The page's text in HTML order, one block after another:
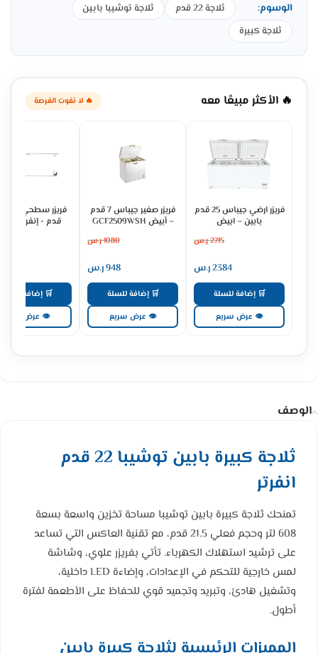
الوسوم: ثلاجة 22 قدم
ثلاجة توشيبا بابين
ثلاجة كبيرة
🔥 الأكثر مبيعًا معه 🔥 لا تفوت الفرصة
فريزر ارضي جيباس 25 قدم
بابين – ابيض
GCF7816WAH
2715ر.س
2384ر.س
🛒 إضافة للسلة
👁 عرض سريع
فريزر صغير جيباس 7 قدم
– أبيض GCF2509WSH
1080ر.س
948ر.س
🛒 إضافة للسلة
👁 عرض سريع
قدم - إنفرتر –
UCFK702INV
🛒 إضافة للسلة
👁 عرض سريع
الوصف
ثلاجة كبيرة بابين توشيبا 22 قدم
انفرتر
تمنحك ثلاجة كبيرة بابين توشيبا مساحة تخزين واسعة بسعة
608 لتر وحجم فعلي 21.5 قدم، مع تقنية العاكس التي تساعد
على ترشيد استهلاك الكهرباء. تأتي بفريزر علوي، وشاشة
لمس خارجية للتحكم في الإعدادات، وإضاءة LED داخلية،
وتشغيل هادئ، وتبريد وتجميد قوي للحفاظ على الأطعمة لفترة
أطول.